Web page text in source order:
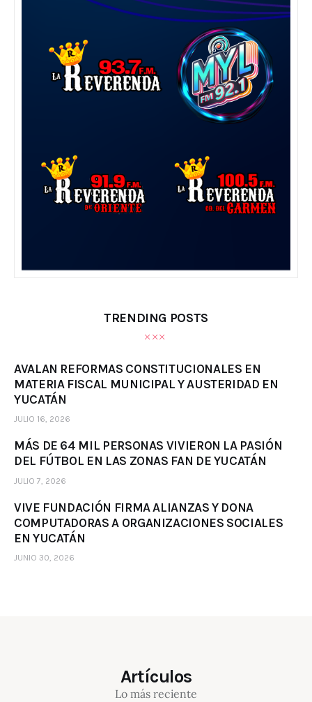
TRENDING POSTS
AVALAN REFORMAS CONSTITUCIONALES EN
MATERIA FISCAL MUNICIPAL Y AUSTERIDAD EN
YUCATÁN
JULIO 16, 2026
MÁS DE 64 MIL PERSONAS VIVIERON LA PASIÓN
DEL FÚTBOL EN LAS ZONAS FAN DE YUCATÁN
JULIO 7, 2026
VIVE FUNDACIÓN FIRMA ALIANZAS Y DONA
COMPUTADORAS A ORGANIZACIONES SOCIALES
EN YUCATÁN
JUNIO 30, 2026
Artículos
Lo más reciente